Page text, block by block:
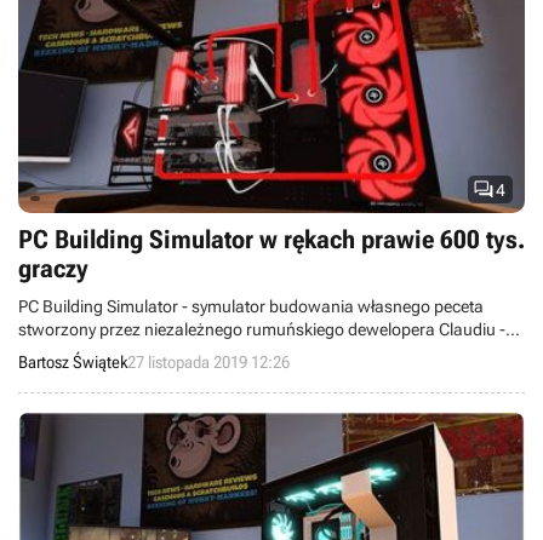
4
PC Building Simulator w rękach prawie 600 tys.
graczy
PC Building Simulator - symulator budowania własnego peceta
stworzony przez niezależnego rumuńskiego dewelopera Claudiu -
został zakupiony przez prawie 600 tys. osób.
Bartosz Świątek27 listopada 2019 12:26